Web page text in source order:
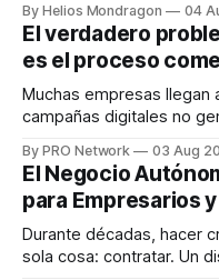
dispositivos inteligentes,
en tiempo real para
decisiones sobre su
responder
By Helios Mondragon 04
El verdadero
es el proceso
Muchas empresas llegan
campañas digitales no
INTERIUS, el problema suele
una entrevista para el
marketing digital explicó
By PRO Network 03 Aug
El Negocio
para Empresarios
Durante décadas, hacer
sola cosa: contratar. Un